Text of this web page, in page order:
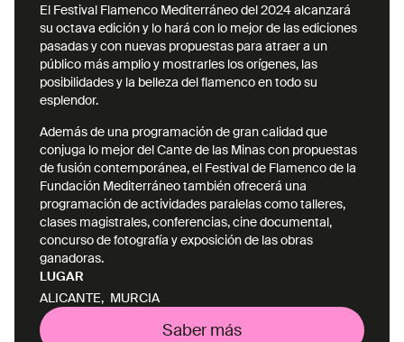
El Festival Flamenco Mediterráneo del 2024 alcanzará
su octava edición y lo hará con lo mejor de las ediciones
pasadas y con nuevas propuestas para atraer a un
público más amplio y mostrarles los orígenes, las
posibilidades y la belleza del flamenco en todo su
esplendor.
Además de una programación de gran calidad que
conjuga lo mejor del Cante de las Minas con propuestas
de fusión contemporánea, el Festival de Flamenco de la
Fundación Mediterráneo también ofrecerá una
programación de actividades paralelas como talleres,
clases magistrales, conferencias, cine documental,
concurso de fotografía y exposición de las obras
ganadoras.
LUGAR
ALICANTE, MURCIA
Saber más